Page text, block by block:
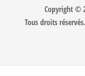
Copyright ©
Tous droits